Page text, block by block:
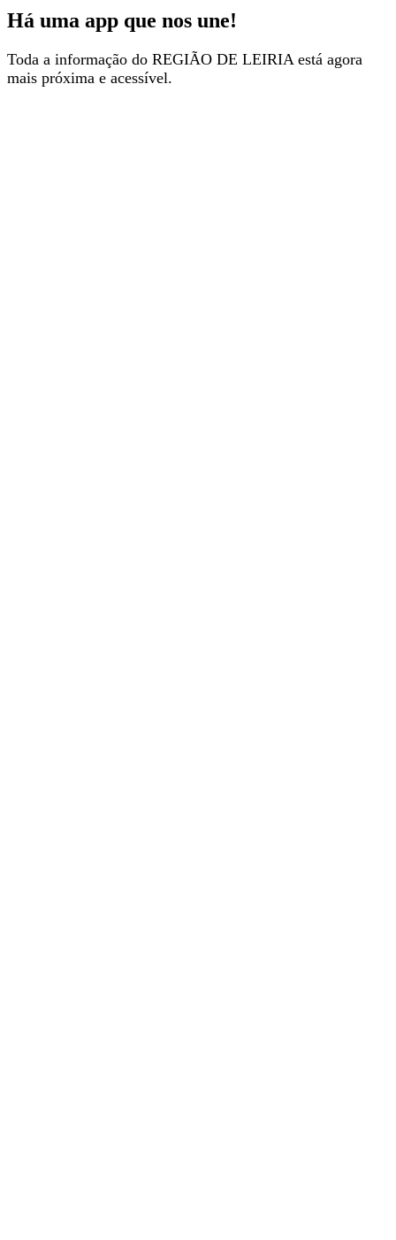
Há uma app que nos une!
Toda a informação do REGIÃO DE LEIRIA está agora
mais próxima e acessível.